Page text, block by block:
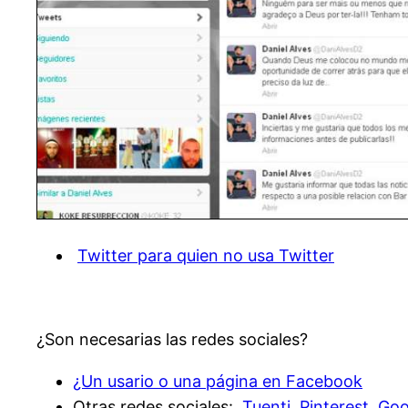
Twitter para quien no usa Twitter
¿Son necesarias las redes sociales?
¿Un usario o una página en Facebook